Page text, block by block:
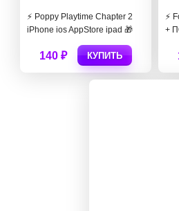
⚡️ Poppy Playtime Chapter 2
iPhone ios AppStore ipad 🎁
140 ₽ КУПИТЬ
⚡️
+